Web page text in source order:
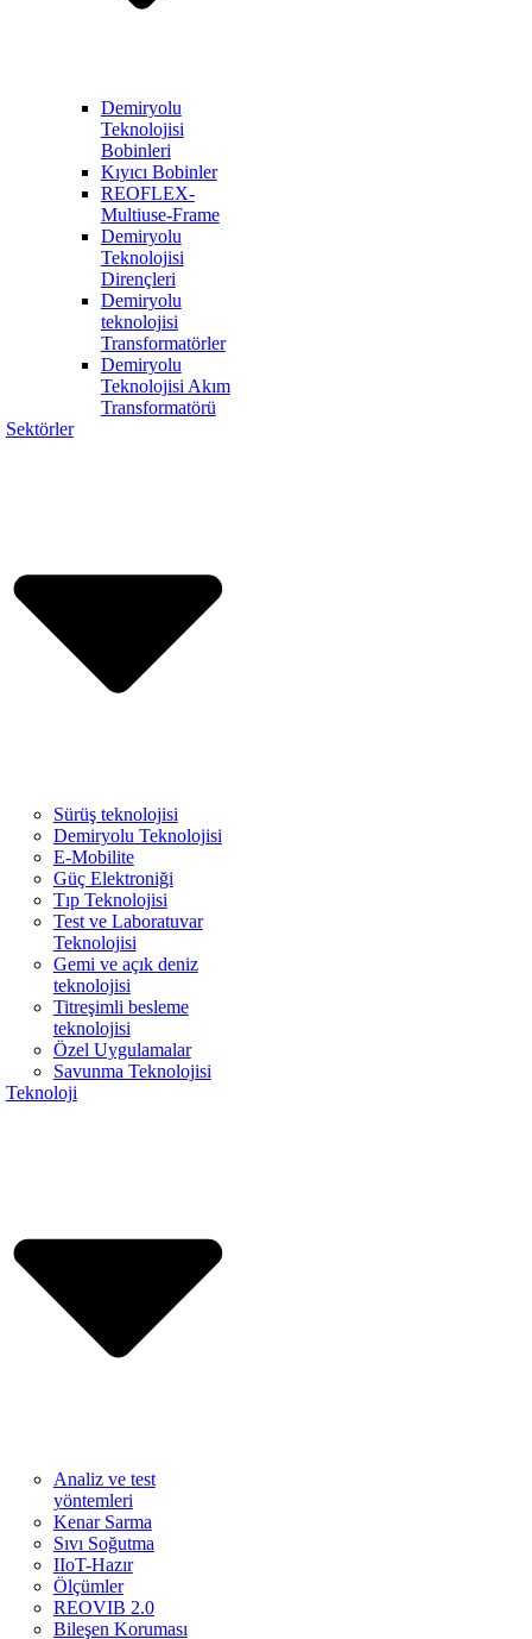
Demiryolu
Teknolojisi
Bobinleri
Kıyıcı Bobinler
REOFLEX-
Multiuse-Frame
Demiryolu
Teknolojisi
Dirençleri
Demiryolu
teknolojisi
Transformatörler
Demiryolu
Teknolojisi Akım
Transformatörü
Sektörler
Sürüş teknolojisi
Demiryolu Teknolojisi
E-Mobilite
Güç Elektroniği
Tıp Teknolojisi
Test ve Laboratuvar
Teknolojisi
Gemi ve açık deniz
teknolojisi
Titreşimli besleme
teknolojisi
Özel Uygulamalar
Savunma Teknolojisi
Teknoloji
Analiz ve test
yöntemleri
Kenar Sarma
Sıvı Soğutma
IIoT-Hazır
Ölçümler
REOVIB 2.0
Bileşen Koruması